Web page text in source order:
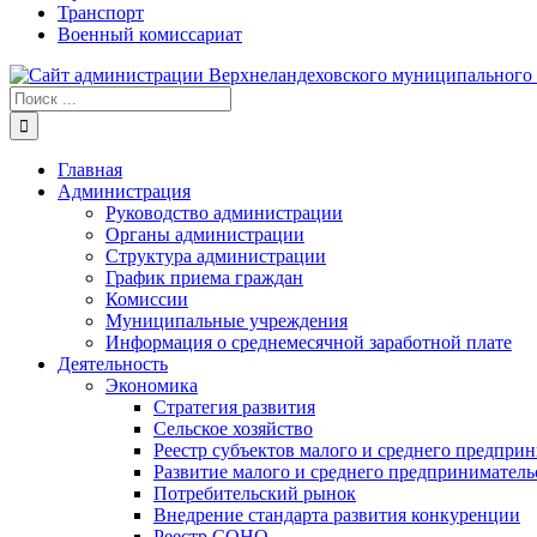
Транспорт
Военный комиссариат
Результат
поиска:
Главная
Администрация
Руководство администрации
Органы администрации
Структура администрации
График приема граждан
Комиссии
Муниципальные учреждения
Информация о среднемесячной заработной плате
Деятельность
Экономика
Стратегия развития
Сельское хозяйство
Реестр субъектов малого и среднего
Развитие малого и среднего
Потребительский рынок
Внедрение стандарта развития конкуренции